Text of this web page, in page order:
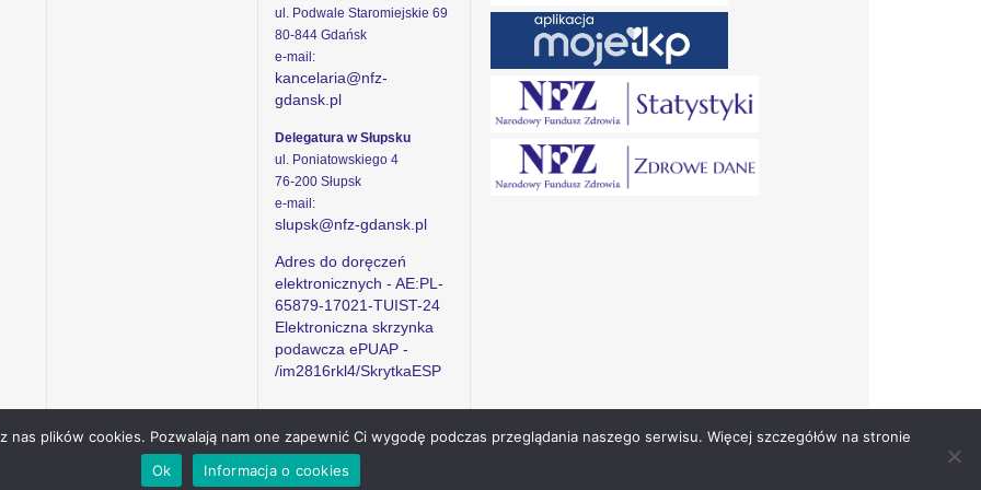
ul. Podwale Staromiejskie 69
80-844 Gdańsk
e-mail:
kancelaria@nfz-
gdansk.pl
Delegatura w Słupsku
ul. Poniatowskiego 4
76-200 Słupsk
e-mail:
slupsk@nfz-gdansk.pl
Adres do doręczeń
elektronicznych - AE:PL-
65879-17021-TUIST-24
Elektroniczna skrzynka
podawcza ePUAP -
/im2816rkl4/SkrytkaESP
plików cookies. Pozwalają nam one zapewnić Ci wygodę podczas przeglądania naszego serwisu. Więcej szczegółów na stronie
Ok
Informacja o cookies